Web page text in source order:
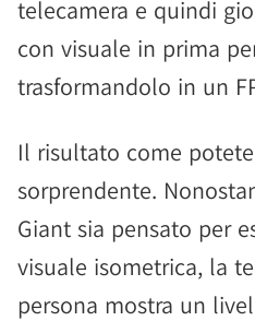
telecamera e quindi
con visuale in prima
trasformandolo in un
Il risultato come
sorprendente.
Giant sia pensato per
visuale isometrica, la
persona mostra un